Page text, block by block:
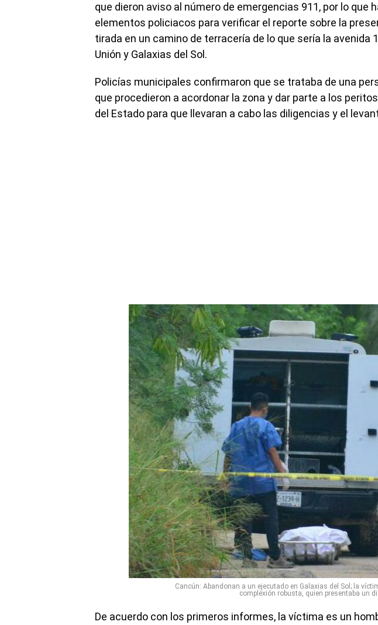
que dieron aviso al número de emergencias 911, por lo que
elementos policiacos para verificar el reporte sobre la
tirada en un camino de terracería de lo que sería la avenida
Unión y Galaxias del Sol.
Policías municipales confirmaron que se trataba de una
que procedieron a acordonar la zona y dar parte a los
del Estado para que llevaran a cabo las diligencias y el
Cancún: Abandonan a un ejecutado en Galaxias del Sol; la
complexión robusta, quien presentaba un
De acuerdo con los primeros informes, la víctima es un